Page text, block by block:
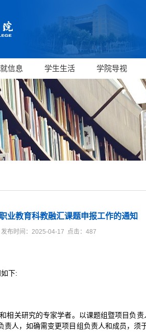
信息 学生生活 学院导视
业教育科教融汇课题申报工作的通知
布时间：2025-04-17 点击： 487
下:
相关研究的专家学者。以课题组暨项目负
人，如确需变更项目组负责人和成员，须